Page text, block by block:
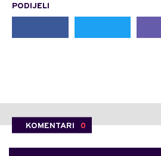
PODIJELI
KOMENTARI 0